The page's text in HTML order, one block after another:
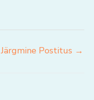
Järgmine Postitus →